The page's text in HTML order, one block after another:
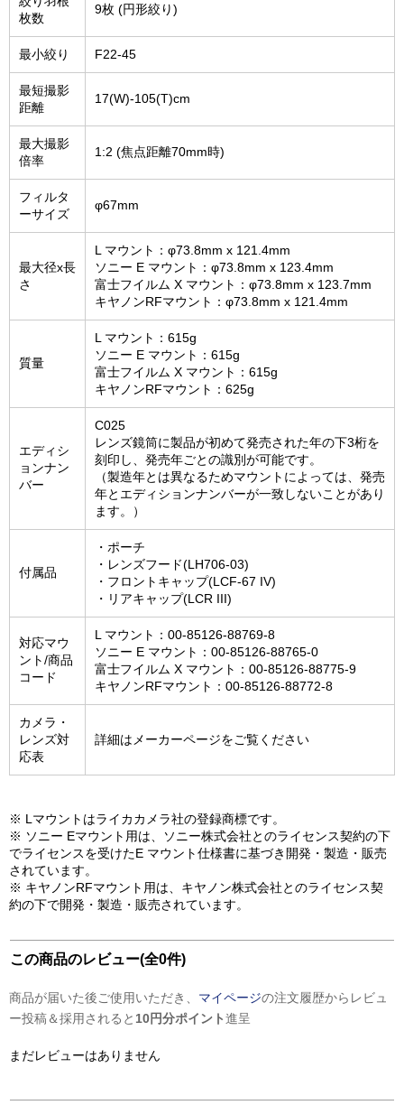
枚数
9枚 (円形絞り)
最小絞り F22-45
最短撮影
距離
17(W)-105(T)cm
最大撮影
倍率
1:2 (焦点距離70mm時)
フィルタ
ーサイズ
φ67mm
最大径x長
さ
L マウント：φ73.8mm x 121.4mm
ソニー E マウント：φ73.8mm x 123.4mm
富士フイルム X マウント：φ73.8mm x 123.7mm
キヤノンRFマウント：φ73.8mm x 121.4mm
質量
L マウント：615g
ソニー E マウント：615g
富士フイルム X マウント：615g
キヤノンRFマウント：625g
エディシ
ョンナン
バー
C025
レンズ鏡筒に製品が初めて発売された年の下3桁を
刻印し、発売年ごとの識別が可能です。
（製造年とは異なるためマウントによっては、発売
年とエディションナンバーが一致しないことがあり
ます。）
付属品
・ポーチ
・レンズフード(LH706-03)
・フロントキャップ(LCF-67 IV)
・リアキャップ(LCR III)
対応マウ
ント/商品
コード
L マウント：00-85126-88769-8
ソニー E マウント：00-85126-88765-0
富士フイルム X マウント：00-85126-88775-9
キヤノンRFマウント：00-85126-88772-8
カメラ・
レンズ対
応表
詳細はメーカーページをご覧ください
※ Lマウントはライカカメラ社の登録商標です。
※ ソニー Eマウント用は、ソニー株式会社とのライセンス契約の下
でライセンスを受けたE マウント仕様書に基づき開発・製造・販売
されています。
※ キヤノンRFマウント用は、キヤノン株式会社とのライセンス契
約の下で開発・製造・販売されています。
この商品のレビュー(全0件)
商品が届いた後ご使用いただき、 マイページの注文履歴からレビュ
ー投稿＆採用されると 10円分ポイント進呈
まだレビューはありません